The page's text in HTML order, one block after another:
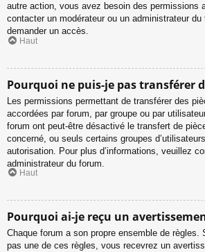
autre action, vous avez besoin des permissions
contacter un modérateur ou un administrateur du
demander un accès.
Haut
Pourquoi ne puis-je pas transférer
Les permissions permettant de transférer des
accordées par forum, par groupe ou par
forum ont peut-être désactivé le transfert de
concerné, ou seuls certains groupes
autorisation. Pour plus d’informations, veuillez
administrateur du forum.
Haut
Pourquoi ai-je reçu un
Chaque forum a son propre ensemble de règles.
pas une de ces règles, vous recevrez un